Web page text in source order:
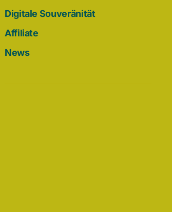
Digitale Souveränität
Affiliate
News